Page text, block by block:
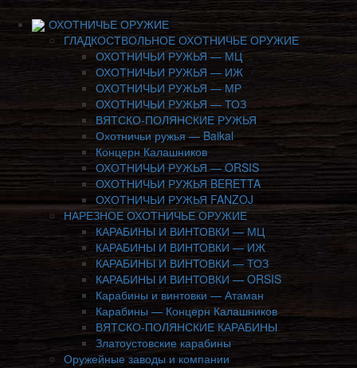
ОХОТНИЧЬЕ ОРУЖИЕ
ГЛАДКОСТВОЛЬНОЕ ОХОТНИЧЬЕ ОРУЖИЕ
ОХОТНИЧЬИ РУЖЬЯ — МЦ
ОХОТНИЧЬИ РУЖЬЯ — ИЖ
ОХОТНИЧЬИ РУЖЬЯ — МР
ОХОТНИЧЬИ РУЖЬЯ — ТОЗ
ВЯТСКО-ПОЛЯНСКИЕ РУЖЬЯ
Охотничьи ружья — Baikal
Концерн Калашников
ОХОТНИЧЬИ РУЖЬЯ — ORSIS
ОХОТНИЧЬИ РУЖЬЯ BERETTA
ОХОТНИЧЬИ РУЖЬЯ FANZOJ
НАРЕЗНОЕ ОХОТНИЧЬЕ ОРУЖИЕ
КАРАБИНЫ И ВИНТОВКИ — МЦ
КАРАБИНЫ И ВИНТОВКИ — ИЖ
КАРАБИНЫ И ВИНТОВКИ — ТОЗ
КАРАБИНЫ И ВИНТОВКИ — ORSIS
Карабины и винтовки — Атаман
Карабины — Концерн Калашников
ВЯТСКО-ПОЛЯНСКИЕ КАРАБИНЫ
Златоустовские карабины
Оружейные заводы и компании